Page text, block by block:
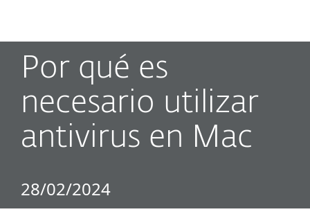
Por qué es
necesario utilizar
antivirus en Mac
28/02/2024